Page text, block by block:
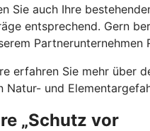
Sie auch Ihre
entsprechend. Gern
Partnerunternehmen
erfahren Sie mehr über
Natur- und
„Schutz vor